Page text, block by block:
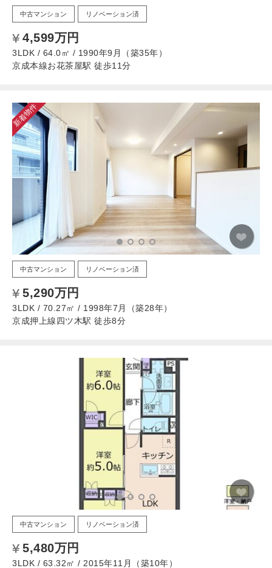
中古マンション リノベーション済
4,599万円
3LDK / 64.0㎡ / 1990年9月（築35年）
京成本線お花茶屋駅 徒歩11分
新着物件
中古マンション リノベーション済
5,290万円
3LDK / 70.27㎡ / 1998年7月（築28年）
京成押上線四ツ木駅 徒歩8分
中古マンション リノベーション済
5,480万円
3LDK / 63.32㎡ / 2015年11月（築10年）